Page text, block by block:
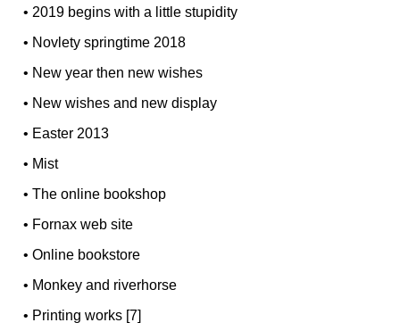
• 2019 begins with a little stupidity
• Novlety springtime 2018
• New year then new wishes
• New wishes and new display
• Easter 2013
• Mist
•The online bookshop
• Fornax web site
•Online bookstore
• Monkey and riverhorse
• Printing works [7]